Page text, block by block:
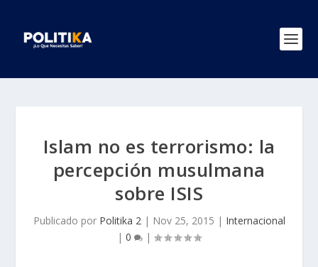
Islam no es terrorismo: la
percepción musulmana
sobre ISIS
Publicado por Politika 2| Nov 25, 2015 | Internacional
| 0 |